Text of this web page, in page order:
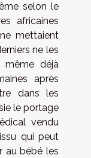
selon le
africaines
mettaient
ne les
même déjà
après
dans les
le portage
vendu
qui peut
au bébé les